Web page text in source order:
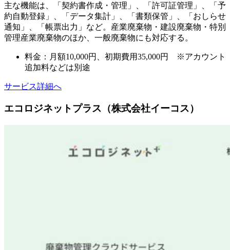
主な機能は、「契約書作成・管理」、「許可証管理」、「予
約自動登録」、「データ集計」、「書類保管」、「おしらせ
通知」、「帳票出力」など。産業廃棄物・建設廃棄物・特別
管理産業廃棄物のほか、一般廃棄物にも対応する。
料金：月額10,000円、初期費用35,000円 ※アカウント
追加料などは別途
サービス詳細へ
エコロジネットプラス（株式会社イーコス）